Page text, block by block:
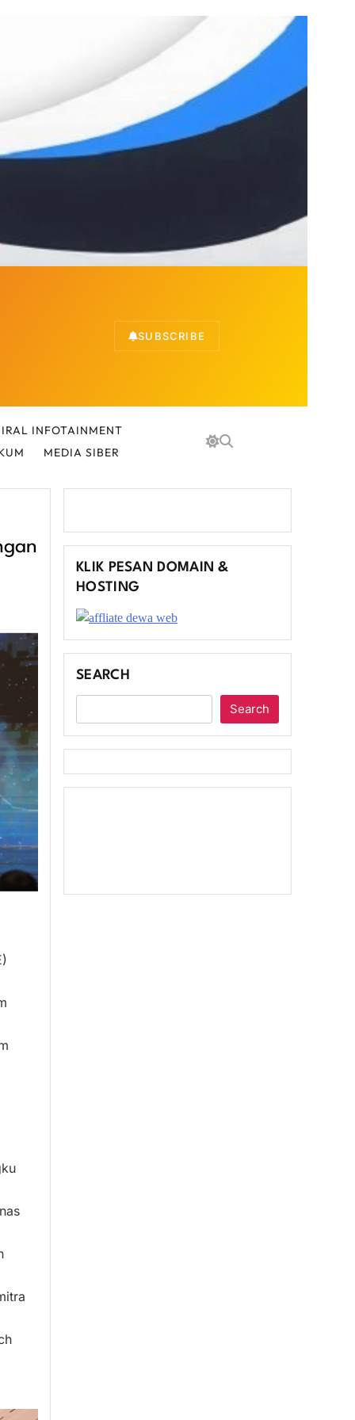
SUBSCRIBE
INFOTAINMENT
MEDIA SIBER
KLIK PESAN DOMAIN &
HOSTING
SEARCH
Search